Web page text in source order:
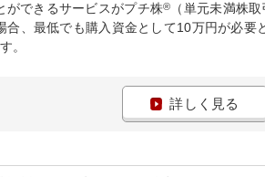
ができるサービスがプチ株®
（単元未満株
合、最低でも購入資金として10万円が必要
。
詳しく見る